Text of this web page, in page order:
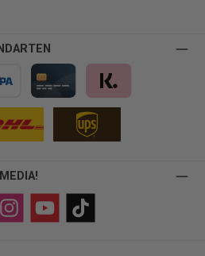
Kreditkarte Klarna
YouTube TikTok